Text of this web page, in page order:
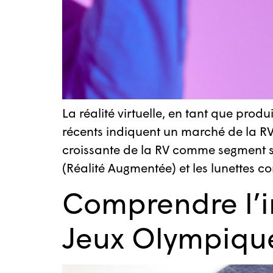
La réalité virtuelle, en tant que
récents indiquent un marché de la
croissante de la RV comme segment
(Réalité Augmentée) et les lunettes
Comprendre
Jeux